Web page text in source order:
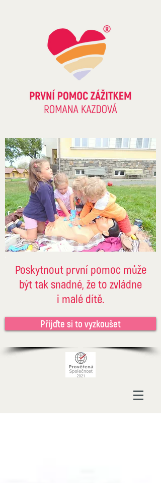
Poskytnout první pomoc může
být tak snadné, že to zvládne
i malé dítě.
Přijďte si to vyzkoušet